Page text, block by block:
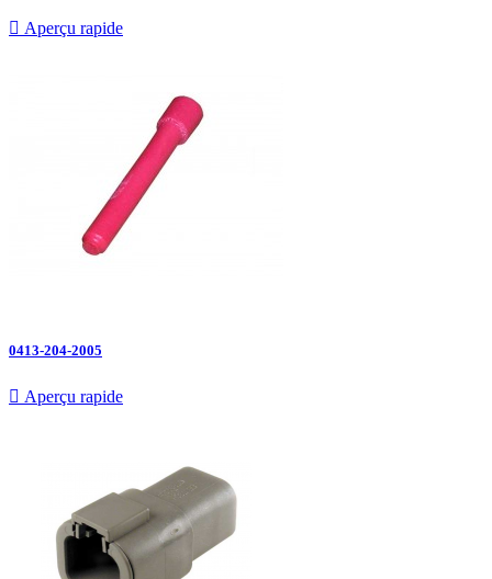
 Aperçu rapide
0413-204-2005
 Aperçu rapide